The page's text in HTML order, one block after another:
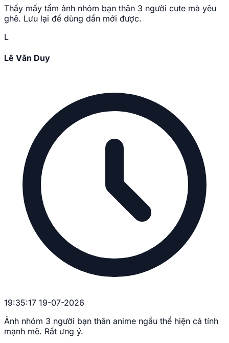
Thấy mấy tấm ảnh nhóm bạn thân 3 người cute mà yêu
ghê. Lưu lại để dùng dần mới được.
L
Lê Văn Duy
19:35:17 19-07-2026
Ảnh nhóm 3 người bạn thân anime ngầu thể hiện cá tính
mạnh mẽ. Rất ưng ý.